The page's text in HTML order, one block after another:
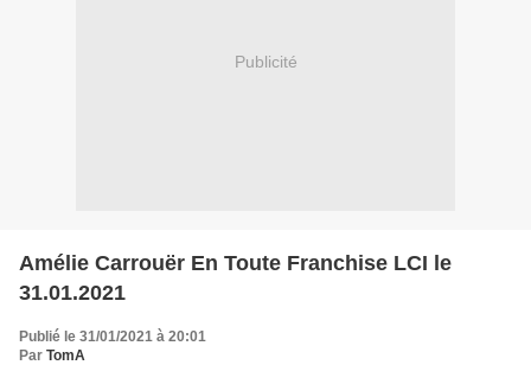
Publicité
Amélie Carrouër En Toute Franchise LCI le
31.01.2021
Publié le 31/01/2021 à 20:01
Par TomA